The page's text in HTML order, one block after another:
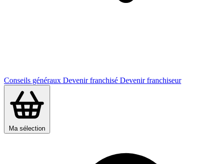
Conseils généraux Devenir franchisé Devenir franchiseur
Ma sélection